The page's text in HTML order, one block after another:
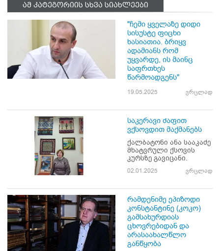
ამ კატეგორიის სხვა სიახლეები
"ჩემი ყველაზე დიდი
სისუსტე ფიცხი
ხასიათია. ბრიყვ
ადამიანს რომ
უყვარდე, ის მაინც
საფრთხეს
წარმოადგენს"
19.05.2025 ვრცლად
საკერავი ძაფით
ვქსოვდით მაქმანებს
ქალბატონი ანა სააკაძე
მხატვრული ქსოვის
კურსზე გავიცანი.
02.01.2025 ვრცლად
რამდენიმე ეპიზოდი
კონსტანტინე (კოკო)
გამსახურდიას
ცხოვრებიდან და
არასაახალწლო
განწყობა